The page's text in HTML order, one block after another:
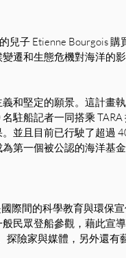
兒子 Etienne Bourgois
遷和生態危機對海洋的
和堅定的願景。這計畫
駐船記者一同搭乘
並且目前已行駛了超過
第一個被公認的海洋基金
際間的科學教育與環保
民眾登船參觀，藉此宣
探險家與媒體，另外還